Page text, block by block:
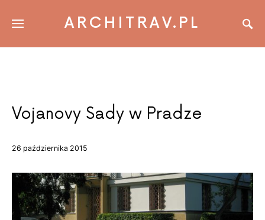
ARCHITRAV.PL
Vojanovy Sady w Pradze
26 października 2015